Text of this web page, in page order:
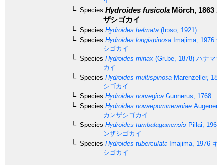
Species Hydroides fusicola Mörch, 1863
ザシゴカイ
Species Hydroides helmata (Iroso, 1921)
Species Hydroides longispinosa Imajima, 1976
シゴカイ
Species Hydroides minax (Grube, 1878) ハナマ
カイ
Species Hydroides multispinosa Marenzeller,
シゴカイ
Species Hydroides norvegica Gunnerus, 1768
Species Hydroides novaepommeraniae Augener,
カンザシゴカイ
Species Hydroides tambalagamensis Pillai, 1961
ンザシゴカイ
Species Hydroides tuberculata Imajima, 1976 キ
シゴカイ